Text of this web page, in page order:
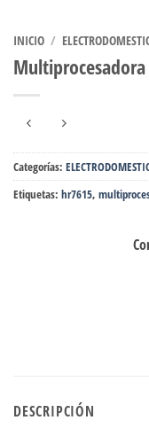
INICIO /
Multiprocesadora
Categorías:
Etiquetas: hr7615,
DESCRIPCIÓN